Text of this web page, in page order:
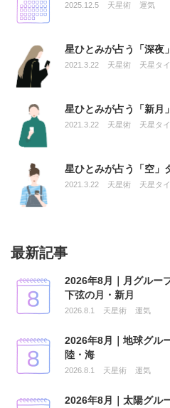
2025.12.5 天星術 運気
星ひとみが占う「深夜
2021.3.22 天星術 天星タ
星ひとみが占う「新月
2021.3.22 天星術 天星タ
星ひとみが占う「空」
2021.3.22 天星術 天星タ
最新記事
2026年8月｜月グルー
下弦の月・新月
2026.8.1 天星術 運気
2026年8月｜地球グル
陸・海
2026.8.1 天星術 運気
2026年8月｜太陽グル